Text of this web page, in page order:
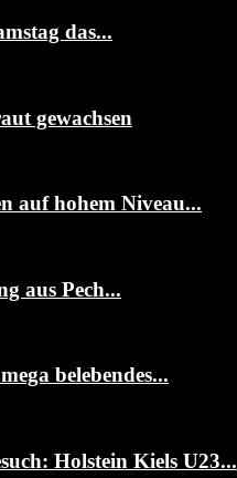
das...
gewachsen
auf hohem Niveau...
aus Pech...
belebendes...
Holstein Kiels U23...